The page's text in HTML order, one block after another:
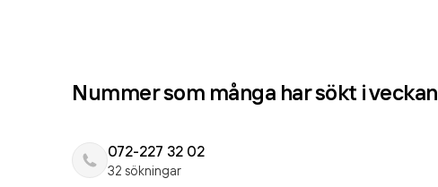
Nummer som många har sökt i veckan
072-227 32 02
32 sökningar